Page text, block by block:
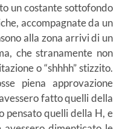
un costante sottofondo
accompagnate da un
alla zona arrivi di un
che stranamente non
o “shhhh” stizzito.
piena approvazione
fatto quelli della
pensato quelli della H, e